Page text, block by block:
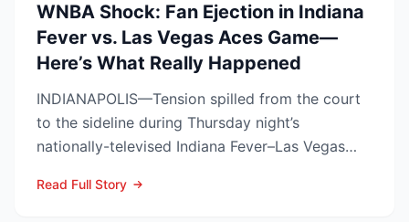
WNBA Shock: Fan Ejection in Indiana
Fever vs. Las Vegas Aces Game—
Here’s What Really Happened
INDIANAPOLIS—Tension spilled from the court
to the sideline during Thursday night’s
nationally-televised Indiana Fever–Las Vegas
Read Full Story